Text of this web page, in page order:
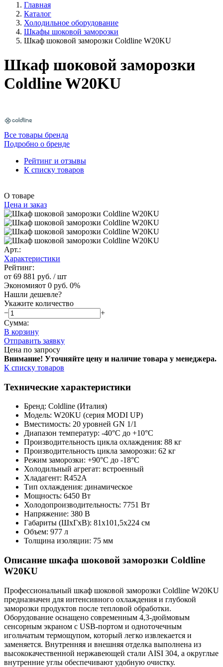
Главная
Каталог
Холодильное оборудование
Шкафы шоковой заморозки
Шкаф шоковой заморозки Coldline W20KU
Шкаф шоковой заморозки
Coldline W20KU
Все товары бренда
Подробно о бренде
Рейтинг и отзывы
К списку товаров
О товаре
Цена и заказ
Арт.:
Характеристики
Рейтинг:
от 69 881 руб. / шт
Экономияот 0 руб. 0%
Нашли дешевле?
Укажите количество
−
+
Сумма:
В корзину
Отправить заявку
Цена по запросу
Внимание! Уточняйте цену и наличие товара у менеджера.
К списку товаров
Технические характеристики
Бренд: Coldline (Италия)
Модель: W20KU (серия MODI UP)
Вместимость: 20 уровней GN 1/1
Диапазон температур: -40°C до +10°C
Производительность цикла охлаждения: 88 кг
Производительность цикла заморозки: 62 кг
Режим заморозки: +90°C до -18°C
Холодильный агрегат: встроенный
Хладагент: R452A
Тип охлаждения: динамическое
Мощность: 6450 Вт
Холодопроизводительность: 7751 Вт
Напряжение: 380 В
Габариты (ШxГxВ): 81x101,5x224 см
Объем: 977 л
Толщина изоляции: 75 мм
Описание шкафа шоковой заморозки Coldline
W20KU
Профессиональный шкаф шоковой заморозки Coldline W20KU
предназначен для интенсивного охлаждения и глубокой
заморозки продуктов после тепловой обработки.
Оборудование оснащено современным 4,3-дюймовым
сенсорным экраном с USB-портом и одноточечным
игольчатым термощупом, который легко извлекается и
заменяется. Внутренняя и внешняя отделка выполнена из
высококачественной нержавеющей стали AISI 304, а округлые
внутренние углы обеспечивают удобную очистку.